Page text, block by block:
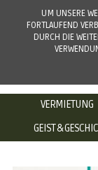
VERMIETUNG
GEIST &
UM UNSERE
FORTLAUFEND
DURCH DIE